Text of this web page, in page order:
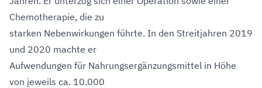
Chemotherapie, die zu
starken Nebenwirkungen führte. In den Streitjahren 2019
und 2020 machte er
Aufwendungen für Nahrungsergänzungsmittel in Höhe
von jeweils ca. 10.000